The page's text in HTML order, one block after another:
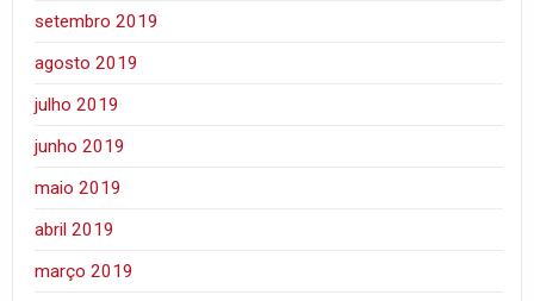
setembro 2019
agosto 2019
julho 2019
junho 2019
maio 2019
abril 2019
março 2019